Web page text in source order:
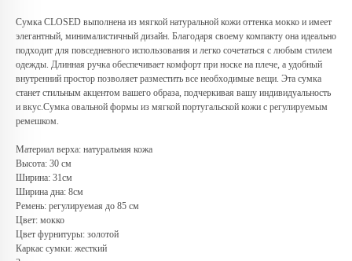
Сумка CLOSED выполнена из мягкой натуральной кожи оттенка мокко и имеет
элегантный, минималистичный дизайн. Благодаря своему компакту она идеально
подходит для повседневного использования и легко сочетаться с любым стилем
одежды. Длинная ручка обеспечивает комфорт при носке на плече, а удобный
внутренний простор позволяет разместить все необходимые вещи. Эта сумка
станет стильным акцентом вашего образа, подчеркивая вашу индивидуальность
и вкус.Сумка овальной формы из мягкой португальской кожи с регулируемым
ремешком.
Материал верха: натуральная кожа
Высота: 30 см
Ширина: 31см
Ширина дна: 8см
Ремень: регулируемая до 85 см
Цвет: мокко
Цвет фурнитуры: золотой
Каркас сумки: жесткий
Любую вещь можно
примерить в нашем бутике
в ТРЦ «Афимолл»
Адрес:
Москва, Пресненская наб.,
д.2, ТРЦ «Афимолл», 1 этаж
Телефон: +7 (966) 019-41-76